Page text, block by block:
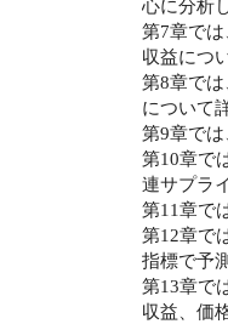
心に分析
第7章で
収益につ
第8章で
について
第9章で
第10章で
連サプラ
第11章で
第12章で
指標で予
第13章で
収益、価